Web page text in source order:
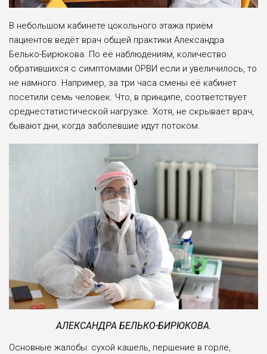
В небольшом кабинете цокольного этажа приём
пациентов ведёт врач общей практики Александра
Белько-Бирюкова. По её наблюдениям, количество
обратившихся с симптомами ОРВИ если и увеличилось, то
не намного. Например, за три часа смены её кабинет
посетили семь человек. Что, в принципе, соответствует
среднестатистической нагрузке. Хотя, не скрывает врач,
бывают дни, когда заболевшие идут потоком.
АЛЕКСАНДРА БЕЛЬКО-БИРЮКОВА.
Основные жалобы: сухой кашель, першение в горле,